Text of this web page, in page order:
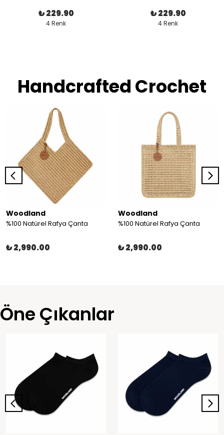
₺ 229.90
4 Renk
₺ 229.90
4 Renk
Handcrafted Crochet
Woodland
%100 Natürel Rafya Çanta
₺ 2,990.00
Woodland
%100 Natürel Rafya Çanta
₺ 2,990.00
Öne Çıkanlar